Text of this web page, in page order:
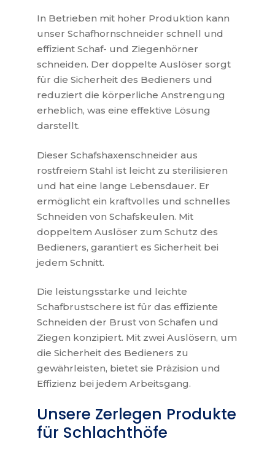
In Betrieben mit hoher Produktion kann
unser Schafhornschneider schnell und
effizient Schaf- und Ziegenhörner
schneiden. Der doppelte Auslöser sorgt
für die Sicherheit des Bedieners und
reduziert die körperliche Anstrengung
erheblich, was eine effektive Lösung
darstellt.
Dieser Schafshaxenschneider aus
rostfreiem Stahl ist leicht zu sterilisieren
und hat eine lange Lebensdauer. Er
ermöglicht ein kraftvolles und schnelles
Schneiden von Schafskeulen. Mit
doppeltem Auslöser zum Schutz des
Bedieners, garantiert es Sicherheit bei
jedem Schnitt.
Die leistungsstarke und leichte
Schafbrustschere ist für das effiziente
Schneiden der Brust von Schafen und
Ziegen konzipiert. Mit zwei Auslösern, um
die Sicherheit des Bedieners zu
gewährleisten, bietet sie Präzision und
Effizienz bei jedem Arbeitsgang.
Unsere Zerlegen Produkte
für Schlachthöfe